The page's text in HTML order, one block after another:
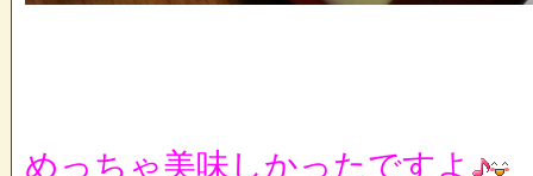
めっちゃ美味しかったですよ